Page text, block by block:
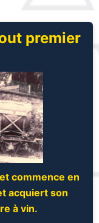
premier
commence en
acquiert son
à vin.